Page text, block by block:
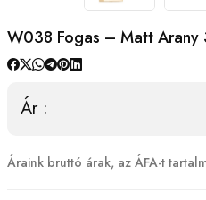
W038 Fogas – Matt Arany
Ár :
Áraink bruttó árak, az ÁFA-t